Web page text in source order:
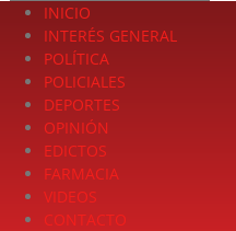
INICIO
INTERÉS GENERAL
POLÍTICA
POLICIALES
DEPORTES
OPINIÓN
EDICTOS
FARMACIA
VIDEOS
CONTACTO